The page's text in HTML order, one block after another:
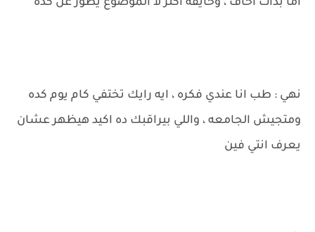
اما بدأت اخاف ، وخايفه اكتر لا الموضوع يطور عن كده
نهي : طب انا عندي فكره ، ايه رايك تختفي كام يوم كده
ومتجيش الجامعه ، واللي بيراقبك ده اكيد هيظهر عشان
يعرف انتي فين